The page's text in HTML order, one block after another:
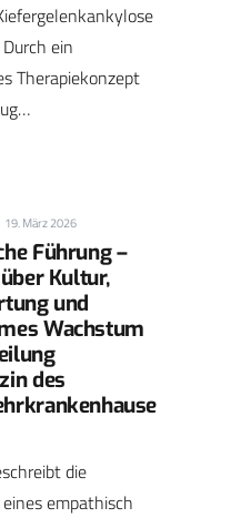
ein
Therapiekonzept
19. März 2026
Führung –
Kultur,
und
Wachstum
des
die
empathisch